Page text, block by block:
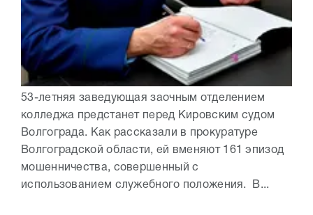
53-летняя заведующая заочным отделением
колледжа предстанет перед Кировским судом
Волгограда. Как рассказали в прокуратуре
Волгоградской области, ей вменяют 161 эпизод
мошенничества, совершенный с
использованием служебного положения. В...